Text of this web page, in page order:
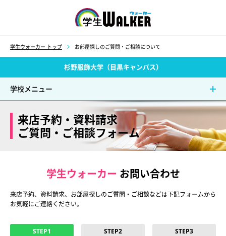
学生ウォーカー トップ お部屋探しのご質問・ご相談について
杉野服飾大学（目黒キャンパス）
学校メニュー
来店予約・資料請求
ご質問・ご相談フォーム
学生ウォーカー お問い合わせ
来店予約、資料請求、お部屋探しのご質問・ご相談などは下記フォームから
お気軽にご連絡ください。
STEP1
STEP2
STEP3